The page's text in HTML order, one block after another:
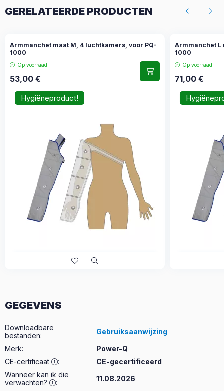
GERELATEERDE PRODUCTEN
Armmanchet maat M, 4 luchtkamers, voor PQ-
1000
Op voorraad
53,00 €
Hygiëneproduct!
Armmanchet L
1000
Op voorraad
71,00€
GEGEVENS
Downloadbare
bestanden:
Gebruiksaanwijzing
Merk:
Power-Q
CE-certificaat
:
CE-gecertificeerd
Wanneer kan ik die
verwachten?
: 11.08.2026